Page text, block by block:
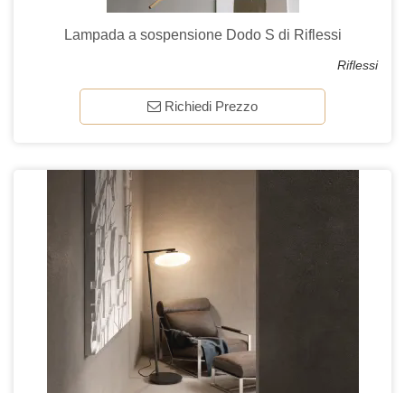
Lampada a sospensione Dodo S di Riflessi
Riflessi
Richiedi Prezzo